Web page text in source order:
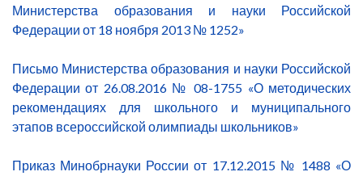
Министерства образования и науки Российской
Федерации от 18 ноября 2013 № 1252»
Письмо Министерства образования и науки Российской
Федерации от 26.08.2016 № 08-1755 «О методических
рекомендациях для школьного и муниципального
этапов всероссийской олимпиады школьников»
Приказ Минобрнауки России от 17.12.2015 № 1488 «О